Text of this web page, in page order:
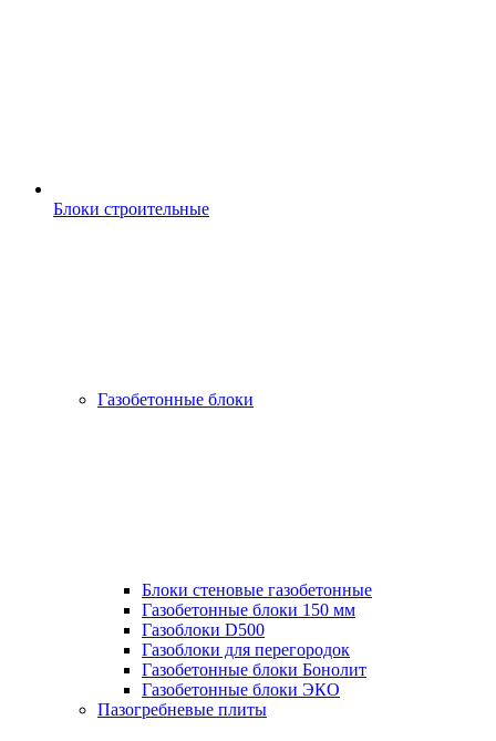
Блоки строительные
Газобетонные блоки
Блоки стеновые газобетонные
Газобетонные блоки 150 мм
Газоблоки D500
Газоблоки для перегородок
Газобетонные блоки Бонолит
Газобетонные блоки ЭКО
Пазогребневые плиты